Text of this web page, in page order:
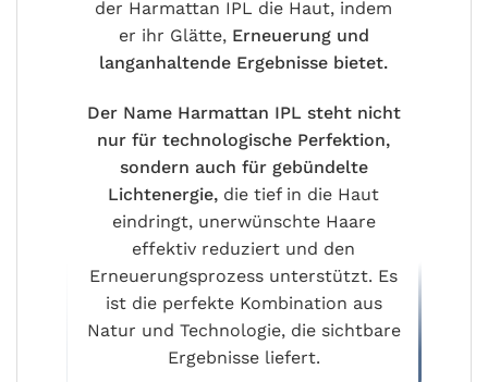
der Harmattan IPL die Haut, indem
er ihr Glätte, Erneuerung und
langanhaltende Ergebnisse bietet.
Der Name Harmattan IPL steht nicht
nur für technologische Perfektion,
sondern auch für gebündelte
Lichtenergie, die tief in die Haut
eindringt, unerwünschte Haare
effektiv reduziert und den
Erneuerungsprozess unterstützt. Es
ist die perfekte Kombination aus
Natur und Technologie, die sichtbare
Ergebnisse liefert.